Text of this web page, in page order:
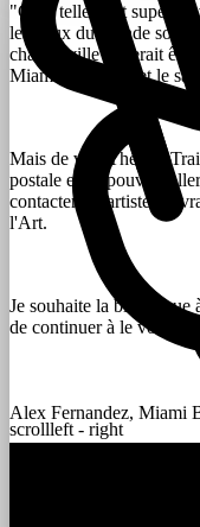
scrollleft - right
"C'est tellement super
les yeux du monde sont
chaque ville aimerait
Miami Art Week et le
Mais de voir The Art
postale et de pouvoir
contacter les artistes et
l'Art.
Je souhaite la
de continuer à le voir ici
Alex Fernandez, Miami